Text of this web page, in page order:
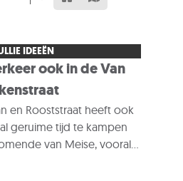
IDEEËN
ook in de Van
en Rooststraat heeft ook
geruime tijd te kampen
van Meise, vooral